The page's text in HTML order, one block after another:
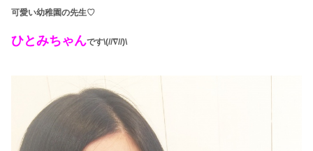
可愛い幼稚園の先生♡
ひとみちゃんです\(//∇//)\